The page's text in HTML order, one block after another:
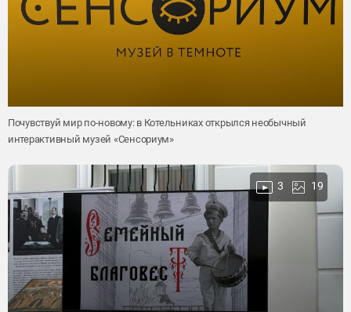
Почувствуй мир по-новому: в Котельниках открылся необычный
интерактивный музей «Сенсориум»
3 19